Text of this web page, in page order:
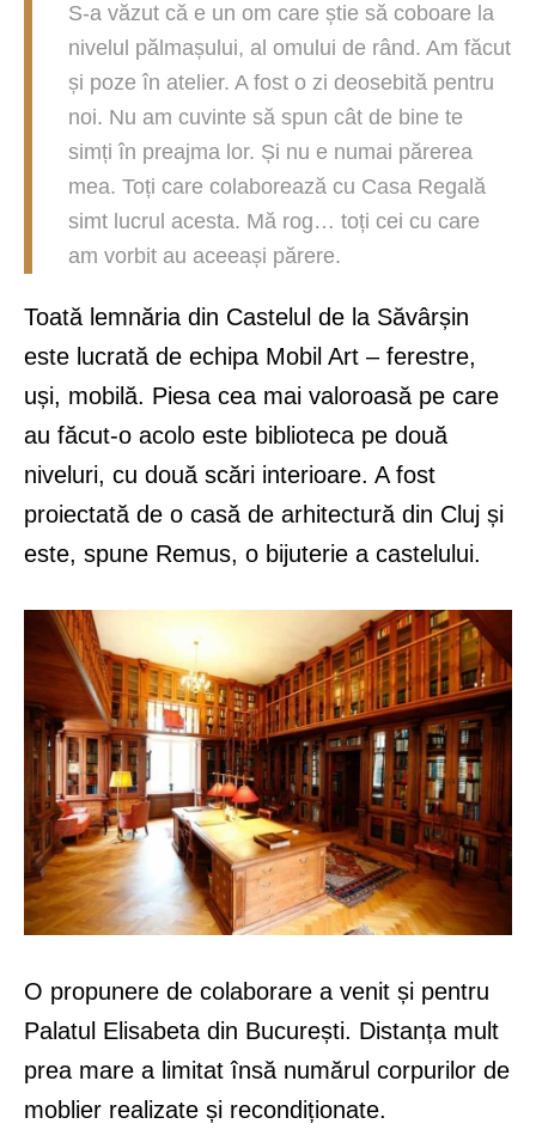
S-a văzut că e un om care știe să coboare la
nivelul pălmașului, al omului de rând. Am făcut
și poze în atelier. A fost o zi deosebită pentru
noi. Nu am cuvinte să spun cât de bine te
simți în preajma lor. Și nu e numai părerea
mea. Toți care colaborează cu Casa Regală
simt lucrul acesta. Mă rog… toți cei cu care
am vorbit au aceeași părere.
Toată lemnăria din Castelul de la Săvârșin
este lucrată de echipa Mobil Art – ferestre,
uși, mobilă. Piesa cea mai valoroasă pe care
au făcut-o acolo este biblioteca pe două
niveluri, cu două scări interioare. A fost
proiectată de o casă de arhitectură din Cluj și
este, spune Remus, o bijuterie a castelului.
O propunere de colaborare a venit și pentru
Palatul Elisabeta din București. Distanța mult
prea mare a limitat însă numărul corpurilor de
moblier realizate și recondiționate.